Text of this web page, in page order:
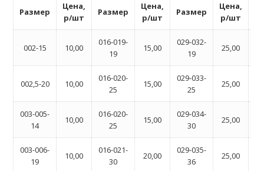
Размер
Цена,
р/шт
Размер
Цена,
р/шт
Размер
Цена,
р/шт
002-15 10,00
016-019-
19
15,00
029-032-
19
25,00
002,5-20 10,00
016-020-
25
15,00
029-033-
25
25,00
003-005-
14
10,00
016-020-
25
15,00
029-034-
30
25,00
003-006-
19
10,00
016-021-
30
20,00
029-035-
36
25,00